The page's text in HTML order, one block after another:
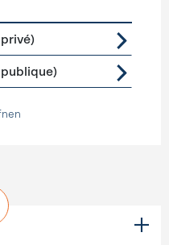
publique)